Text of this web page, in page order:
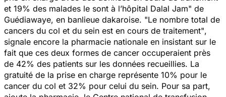
et 19% des malades le sont à l’hôpital Dalal Jam" de
Guédiawaye, en banlieue dakaroise. "Le nombre total de
cancers du col et du sein est en cours de traitement",
signale encore la pharmacie nationale en insistant sur le
fait que ces deux formes de cancer occuperaient près
de 42% des patients sur les données recueillies. La
gratuité de la prise en charge représente 10% pour le
cancer du col et 32% pour celui du sein. Pour sa part,